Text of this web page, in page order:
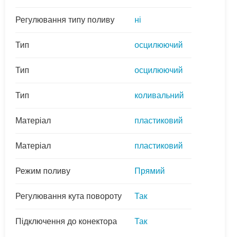
Регулювання типу поливу ні
Тип осцилюючий
Тип осцилюючий
Тип коливальний
Матеріал пластиковий
Матеріал пластиковий
Режим поливу Прямий
Регулювання кута повороту Так
Підключення до конектора Так